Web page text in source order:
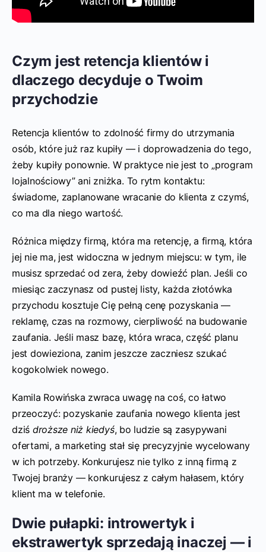
Czym jest retencja klientów i
dlaczego decyduje o Twoim
przychodzie
Retencja klientów to zdolność firmy do utrzymania
osób, które już raz kupiły — i doprowadzenia do tego,
żeby kupiły ponownie. W praktyce nie jest to „program
lojalnościowy” ani zniżka. To rytm kontaktu:
świadome, zaplanowane wracanie do klienta z czymś,
co ma dla niego wartość.
Różnica między firmą, która ma retencję, a firmą, która
jej nie ma, jest widoczna w jednym miejscu: w tym, ile
musisz sprzedać od zera, żeby dowieźć plan. Jeśli co
miesiąc zaczynasz od pustej listy, każda złotówka
przychodu kosztuje Cię pełną cenę pozyskania —
reklamę, czas na rozmowy, cierpliwość na budowanie
zaufania. Jeśli masz bazę, która wraca, część planu
jest dowieziona, zanim jeszcze zaczniesz szukać
kogokolwiek nowego.
Kamila Rowińska zwraca uwagę na coś, co łatwo
przeoczyć: pozyskanie zaufania nowego klienta jest
dziś droższe niż kiedyś, bo ludzie są zasypywani
ofertami, a marketing stał się precyzyjnie wycelowany
w ich potrzeby. Konkurujesz nie tylko z inną firmą z
Twojej branży — konkurujesz z całym hałasem, który
klient ma w telefonie.
Dwie pułapki: introwertyk i
ekstrawertyk sprzedają inaczej — i